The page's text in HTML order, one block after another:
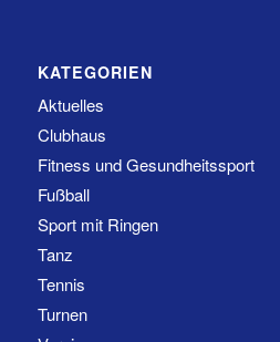
KATEGORIEN
Aktuelles
Clubhaus
Fitness und Gesundheitssport
Fußball
Sport mit Ringen
Tanz
Tennis
Turnen